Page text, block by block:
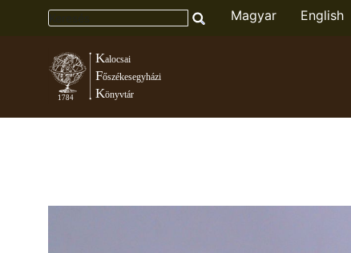
Magyar English